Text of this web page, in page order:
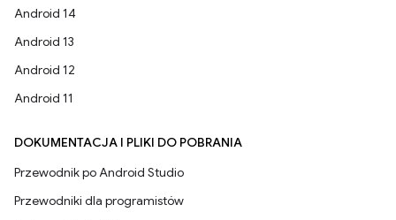
Android 14
Android 13
Android 12
Android 11
DOKUMENTACJA I PLIKI DO POBRANIA
Przewodnik po Android Studio
Przewodniki dla programistów